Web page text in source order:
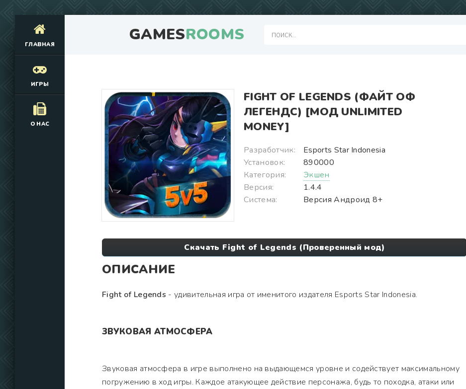
GAMESROOMS
ГЛАВНАЯ
ИГРЫ
О НАС
FIGHT OF LEGENDS (ФАЙТ ОФ
ЛЕГЕНДС) [МОД UNLIMITED
MONEY]
Разработчик:
Esports Star Indonesia
Установок:
890000
Категория:
Экшен
Версия:
1.4.4
Система:
Версия Андроид 8+
Скачать Fight of Legends (Проверенный мод)
ОПИСАНИЕ
Fight of Legends - удивительная игра от именитого издателя Esports Star Indonesia.
ЗВУКОВАЯ АТМОСФЕРА
Звуковая атмосфера в игре выполнено на выдающемся уровне и содействует максимальному
погружению в ход игры. Каждое атакующее действие персонажа, будь то походка, атаки или